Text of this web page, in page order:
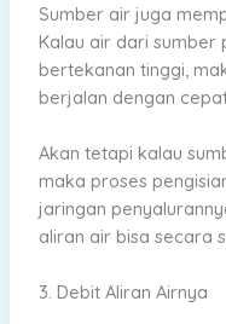
Sumber air juga
Kalau air dari sumber
bertekanan tinggi,
berjalan dengan
Akan tetapi kalau
maka proses
jaringan
aliran air bisa secara
3. Debit Aliran Airnya